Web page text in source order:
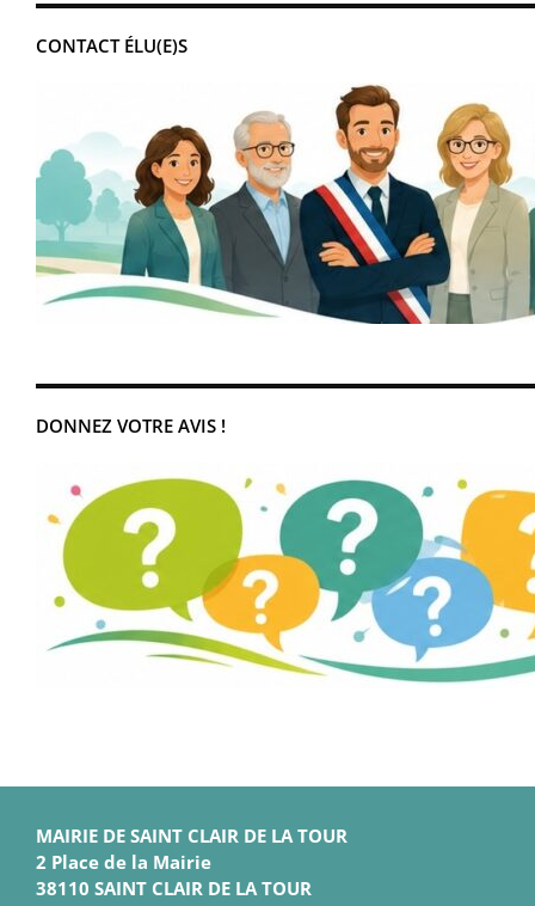
CONTACT ÉLU(E)S
DONNEZ VOTRE AVIS !
MAIRIE DE SAINT CLAIR DE LA TOUR
2 Place de la Mairie
38110 SAINT CLAIR DE LA TOUR